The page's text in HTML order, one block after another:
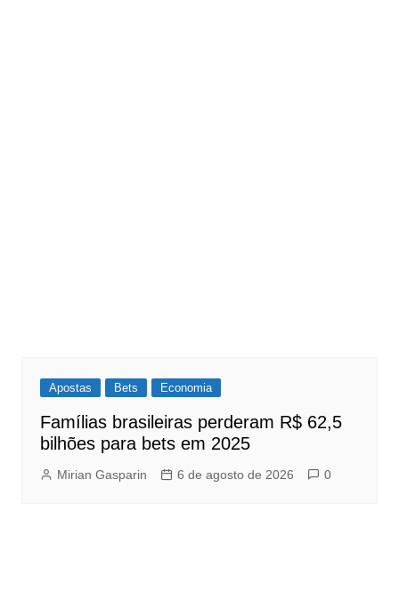
Apostas Bets Economia
Famílias brasileiras perderam R$ 62,5
bilhões para bets em 2025
Mirian Gasparin 6 de agosto de 2026 0